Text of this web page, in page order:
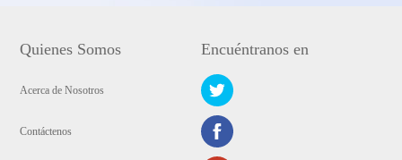
Quienes Somos
Acerca de Nosotros
Contáctenos
Encuéntranos en